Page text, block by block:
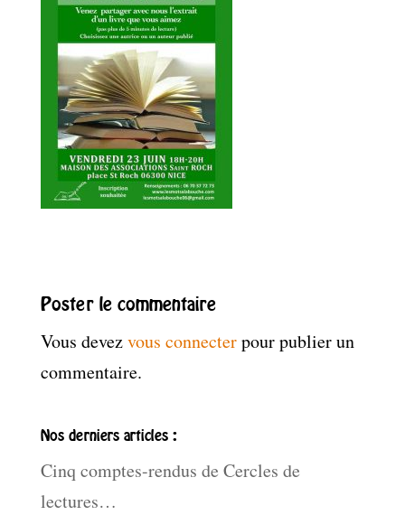
Poster le commentaire
Vous devezvous connecterpour publier un
commentaire.
Nos derniers articles :
Cinq comptes-rendus de Cercles de
lectures…